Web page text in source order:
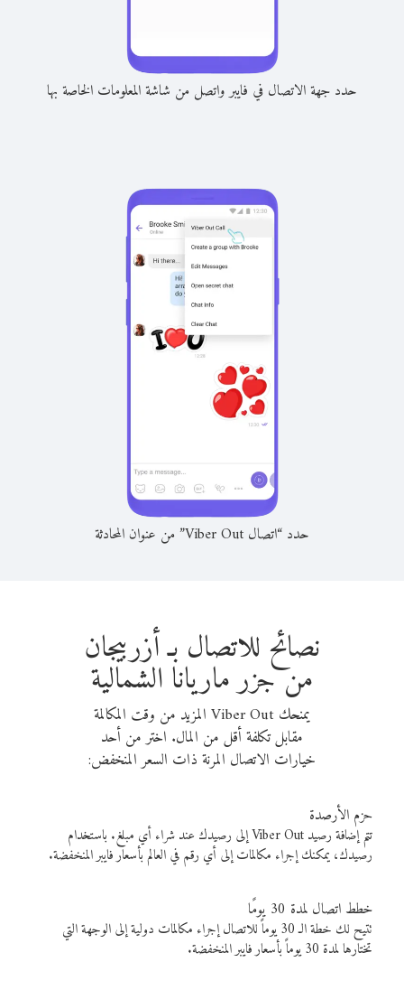
حدد جهة الاتصال في فايبر واتصل من شاشة المعلومات الخاصة بها
حدد “اتصال Viber Out” من عنوان المحادثة
نصائح للاتصال بـ أزربيجان
من جزر ماريانا الشمالية
يمنحك Viber Out المزيد من وقت المكالمة
مقابل تكلفة أقل من المال. اختر من أحد
خيارات الاتصال المرنة ذات السعر المنخفض:
حزم الأرصدة
تتم إضافة رصيد Viber Out إلى رصيدك عند شراء أي مبلغ. باستخدام
رصيدك، يمكنك إجراء مكالمات إلى أي رقم في العالم بأسعار فايبر المنخفضة.
خطط اتصال لمدة 30 يومًا
تتيح لك خطة الـ 30 يوماً للاتصال إجراء مكالمات دولية إلى الوجهة التي
تختارها لمدة 30 يوماً بأسعار فايبر المنخفضة.